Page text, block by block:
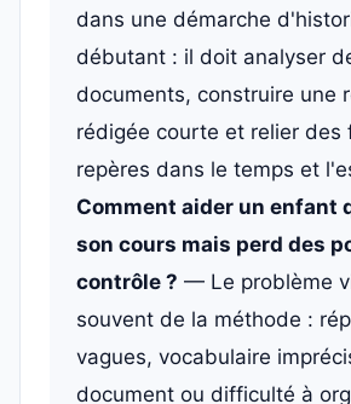
dans une démarche
débutant : il doit analyser
documents, construire une
rédigée courte et relier des
repères dans le temps et
Comment aider un enfant
son cours mais perd des
contrôle ? — Le problème
souvent de la méthode :
vagues, vocabulaire
document ou difficulté à